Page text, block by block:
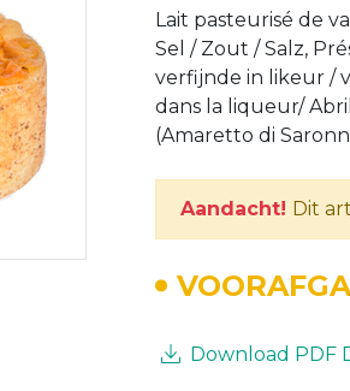
Lait pasteurisé de
Sel / Zout / Salz,
verfijnde in likeur /
dans la liqueur/
(Amaretto di
Aandacht! Dit
Download PDF